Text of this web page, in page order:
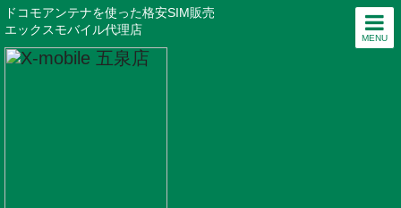
MENU
ドコモアンテナを使った格安SIM販売
エックスモバイル代理店